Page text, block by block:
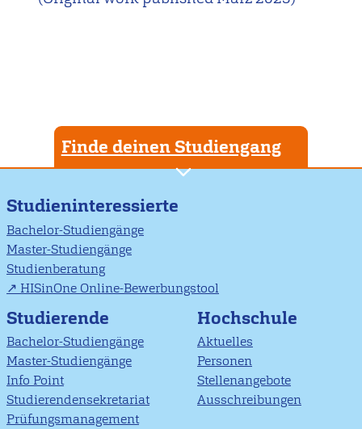
Finde deinen Studiengang
Studieninteressierte
Bachelor-Studiengänge
Master-Studiengänge
Studienberatung
HISinOne Online-Bewerbungstool
Studierende
Bachelor-Studiengänge
Master-Studiengänge
Info Point
Studierendensekretariat
Prüfungsmanagement
Hochschule
Aktuelles
Personen
Stellenangebote
Ausschreibungen